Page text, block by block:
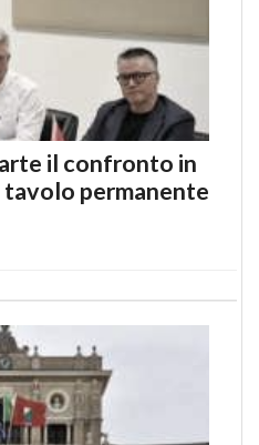
il confronto in
tavolo permanente